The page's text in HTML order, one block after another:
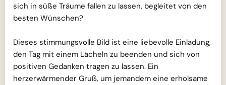
sich in süße Träume fallen zu lassen, begleitet von den
besten Wünschen?
Dieses stimmungsvolle Bild ist eine liebevolle Einladung,
den Tag mit einem Lächeln zu beenden und sich von
positiven Gedanken tragen zu lassen. Ein
herzerwärmender Gruß, um jemandem eine erholsame